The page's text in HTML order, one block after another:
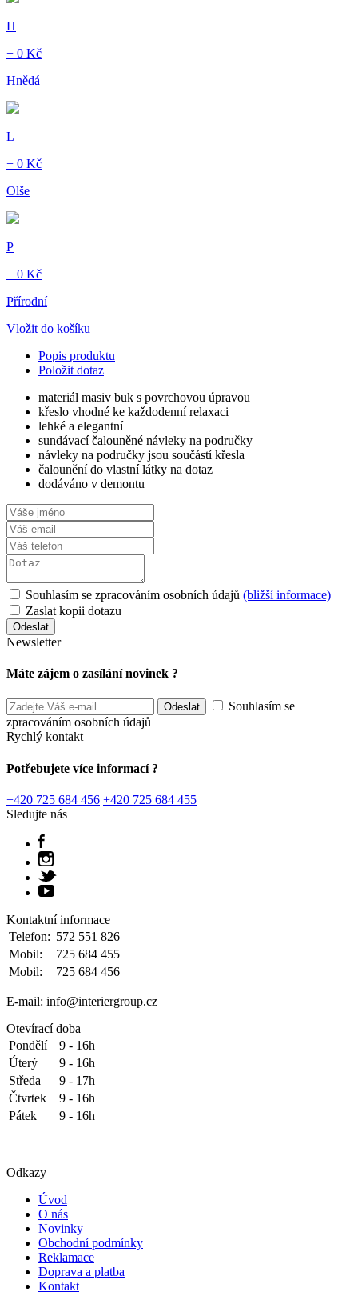
H
+ 0 Kč
Hnědá
L
+ 0 Kč
Olše
P
+ 0 Kč
Přírodní
Vložit do košíku
Popis produktu
Položit dotaz
materiál masiv buk s povrchovou úpravou
křeslo vhodné ke každodenní relaxaci
lehké a elegantní
sundávací čalouněné návleky na područky
návleky na područky jsou součástí křesla
čalounění do vlastní látky na dotaz
dodáváno v demontu
Souhlasím se zpracováním osobních údajů (bližší informace)
Zaslat kopii dotazu
Newsletter
Máte zájem o zasílání novinek ?
Souhlasím se
zpracováním osobních údajů
Rychlý kontakt
Potřebujete více informací ?
+420 725 684 456 +420 725 684 455
Sledujte nás
Kontaktní informace
Telefon: 572 551 826
Mobil:
725 684 455
Mobil:
725 684 456
E-mail: info@interiergroup.cz
Otevírací doba
Pondělí
9 - 16h
Úterý
9 - 16h
Středa
9 - 17h
Čtvrtek
9 - 16h
Pátek
9 - 16h
Odkazy
Úvod
O nás
Novinky
Obchodní podmínky
Reklamace
Doprava a platba
Kontakt